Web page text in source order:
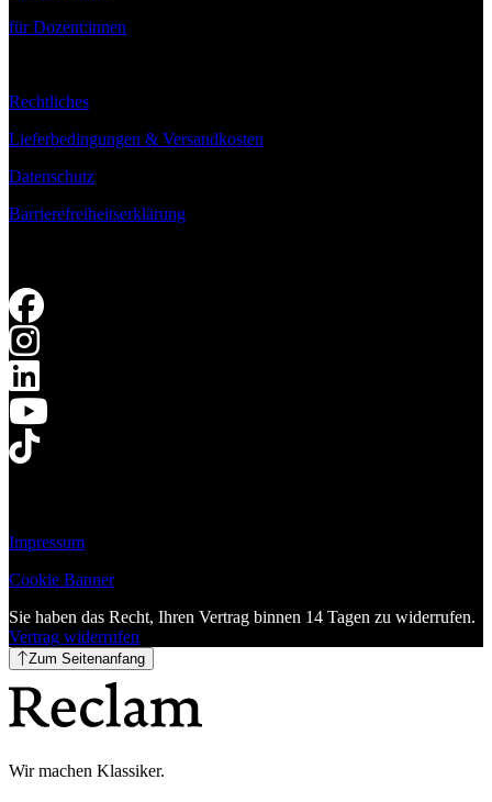
für Dozent:innen
Rechtliches
Lieferbedingungen & Versandkosten
Datenschutz
Barrierefreiheitserklärung
Impressum
Cookie Banner
Sie haben das Recht, Ihren Vertrag binnen 14 Tagen zu widerrufen.
Vertrag widerrufen
Zum Seitenanfang
Wir machen Klassiker.